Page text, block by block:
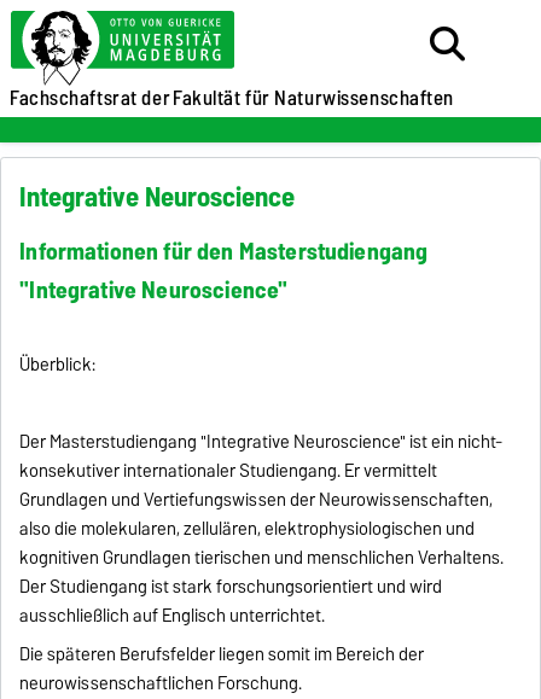
Fachschaftsrat derFakultät für Naturwissenschaften
Integrative Neuroscience
Informationen für den Masterstudiengang
"Integrative Neuroscience"
Überblick:
Der Masterstudiengang "Integrative Neuroscience" ist ein nicht-
konsekutiver internationaler Studiengang. Er vermittelt
Grundlagen und Vertiefungswissen der Neurowissenschaften,
also die molekularen, zellulären, elektrophysiologischen und
kognitiven Grundlagen tierischen und menschlichen Verhaltens.
Der Studiengang ist stark forschungsorientiert und wird
ausschließlich auf Englisch unterrichtet.
Die späteren Berufsfelder liegen somit im Bereich der
neurowissenschaftlichen Forschung.